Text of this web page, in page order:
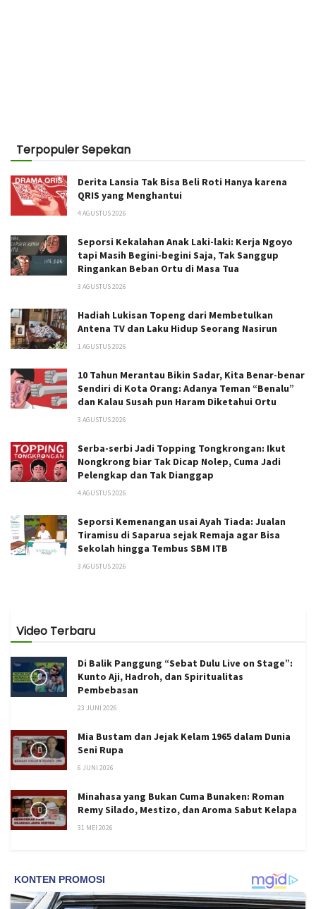
Terpopuler Sepekan
Derita Lansia Tak Bisa Beli Roti Hanya karena
QRIS yang Menghantui
4 AGUSTUS 2026
Seporsi Kekalahan Anak Laki-laki: Kerja Ngoyo
tapi Masih Begini-begini Saja, Tak Sanggup
Ringankan Beban Ortu di Masa Tua
3 AGUSTUS 2026
Hadiah Lukisan Topeng dari Membetulkan
Antena TV dan Laku Hidup Seorang Nasirun
1 AGUSTUS 2026
10 Tahun Merantau Bikin Sadar, Kita Benar-benar
Sendiri di Kota Orang: Adanya Teman “Benalu”
dan Kalau Susah pun Haram Diketahui Ortu
3 AGUSTUS 2026
Serba-serbi Jadi Topping Tongkrongan: Ikut
Nongkrong biar Tak Dicap Nolep, Cuma Jadi
Pelengkap dan Tak Dianggap
4 AGUSTUS 2026
Seporsi Kemenangan usai Ayah Tiada: Jualan
Tiramisu di Saparua sejak Remaja agar Bisa
Sekolah hingga Tembus SBM ITB
3 AGUSTUS 2026
Video Terbaru
Di Balik Panggung “Sebat Dulu Live on Stage”:
Kunto Aji, Hadroh, dan Spiritualitas
Pembebasan
23 JUNI 2026
Mia Bustam dan Jejak Kelam 1965 dalam Dunia
Seni Rupa
6 JUNI 2026
Minahasa yang Bukan Cuma Bunaken: Roman
Remy Silado, Mestizo, dan Aroma Sabut Kelapa
31 MEI 2026